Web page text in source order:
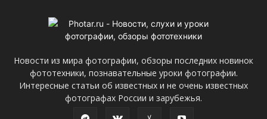
Новости из мира фотографии, обзоры последних новинок
фототехники, познавательные уроки фотографии.
Интересные статьи об известных и не очень известных
фотографах России и зарубежья.